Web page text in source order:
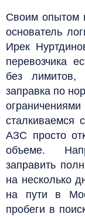
Своим опытом
основатель
Ирек
перевозчика
без
заправка по
сталкиваемся
АЗС просто
объеме.
заправить
на несколько
на пути в
пробеги в